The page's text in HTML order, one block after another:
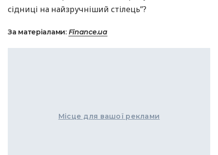
сідниці на найзручніший стілець”?
За матеріалами: Finance.ua
Місце для вашої реклами